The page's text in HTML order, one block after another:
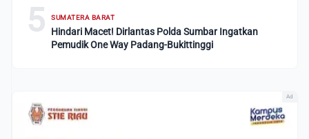
5 SUMATERA BARAT
Hindari Macet! Dirlantas Polda Sumbar Ingatkan
Pemudik One Way Padang-Bukittinggi
Ad